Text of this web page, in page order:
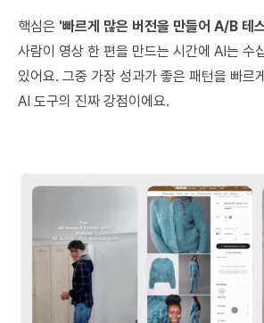
핵심은 '빠르게 많은 버전을 만들어 A/B 테
사람이 영상 한 편을 만드는 시간에 AI는 수
있어요. 그중 가장 성과가 좋은 패턴을 빠르
AI 도구의 진짜 강점이에요.